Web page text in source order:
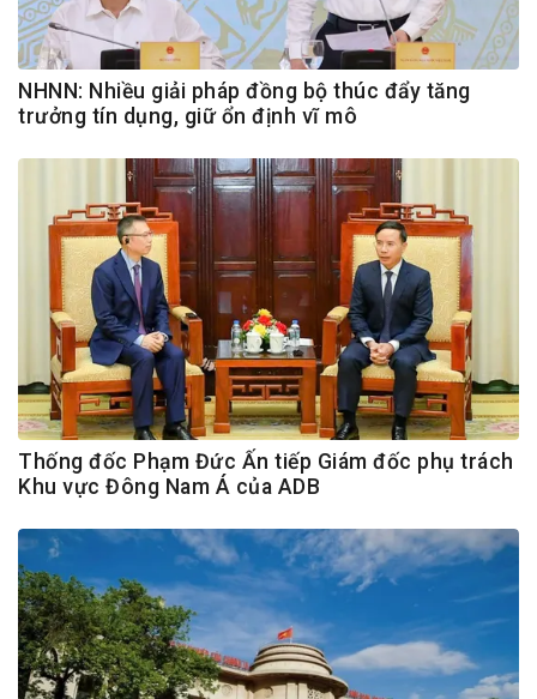
NHNN: Nhiều giải pháp đồng bộ thúc đẩy tăng
trưởng tín dụng, giữ ổn định vĩ mô
Thống đốc Phạm Đức Ấn tiếp Giám đốc phụ trách
Khu vực Đông Nam Á của ADB